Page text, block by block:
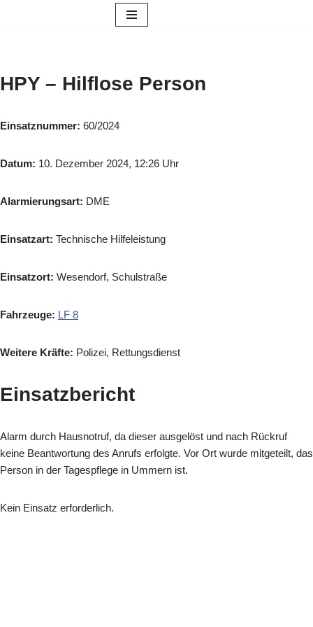
HPY – Hilflose Person
Einsatznummer: 60/2024
Datum: 10. Dezember 2024, 12:26 Uhr
Alarmierungsart: DME
Einsatzart: Technische Hilfeleistung
Einsatzort: Wesendorf, Schulstraße
Fahrzeuge: LF 8
Weitere Kräfte: Polizei, Rettungsdienst
Einsatzbericht
Alarm durch Hausnotruf, da dieser ausgelöst und nach Rückruf
keine Beantwortung des Anrufs erfolgte. Vor Ort wurde mitgeteilt, das
Person in der Tagespflege in Ummern ist.
Kein Einsatz erforderlich.